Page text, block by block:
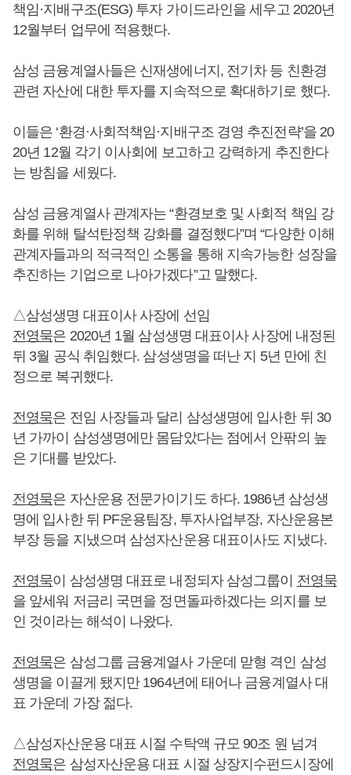
책임·지배구조(ESG) 투자 가이드라인을 세우고 2020년
12월부터 업무에 적용했다.
삼성 금융계열사들은 신재생에너지, 전기차 등 친환경
관련 자산에 대한 투자를 지속적으로 확대하기로 했다.
이들은 ‘환경·사회적책임·지배구조 경영 추진전략’을 20
20년 12월 각기 이사회에 보고하고 강력하게 추진한다
는 방침을 세웠다.
삼성 금융계열사 관계자는 “환경보호 및 사회적 책임 강
화를 위해 탈석탄정책 강화를 결정했다”며 “다양한 이해
관계자들과의 적극적인 소통을 통해 지속가능한 성장을
추진하는 기업으로 나아가겠다”고 말했다.
△삼성생명 대표이사 사장에 선임
전영묵은 2020년 1월 삼성생명 대표이사 사장에 내정된
뒤 3월 공식 취임했다. 삼성생명을 떠난 지 5년 만에 친
정으로 복귀했다.
전영묵은 전임 사장들과 달리 삼성생명에 입사한 뒤 30
년 가까이 삼성생명에만 몸담았다는 점에서 안팎의 높
은 기대를 받았다.
전영묵은 자산운용 전문가이기도 하다. 1986년 삼성생
명에 입사한 뒤 PF운용팀장, 투자사업부장, 자산운용본
부장 등을 지냈으며 삼성자산운용 대표이사도 지냈다.
전영묵이 삼성생명 대표로 내정되자 삼성그룹이 전영묵
을 앞세워 저금리 국면을 정면돌파하겠다는 의지를 보
인 것이라는 해석이 나왔다.
전영묵은 삼성그룹 금융계열사 가운데 맏형 격인 삼성
생명을 이끌게 됐지만 1964년에 태어나 금융계열사 대
표 가운데 가장 젊다.
△삼성자산운용 대표 시절 수탁액 규모 90조 원 넘겨
전영묵은 삼성자산운용 대표 시절 상장지수펀드시장에